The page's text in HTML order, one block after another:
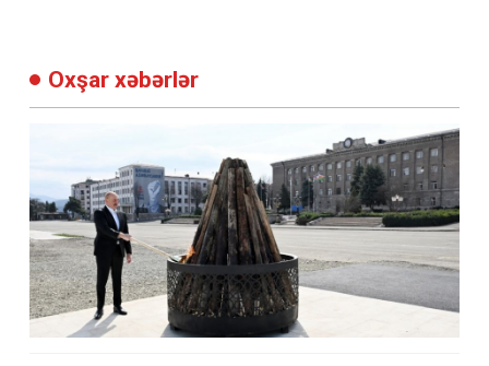
Oxşar xəbərlər